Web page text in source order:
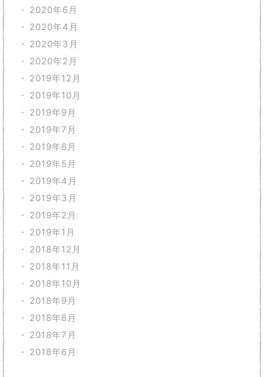
2020年6月
2020年4月
2020年3月
2020年2月
2019年12月
2019年10月
2019年9月
2019年7月
2019年6月
2019年5月
2019年4月
2019年3月
2019年2月
2019年1月
2018年12月
2018年11月
2018年10月
2018年9月
2018年8月
2018年7月
2018年6月